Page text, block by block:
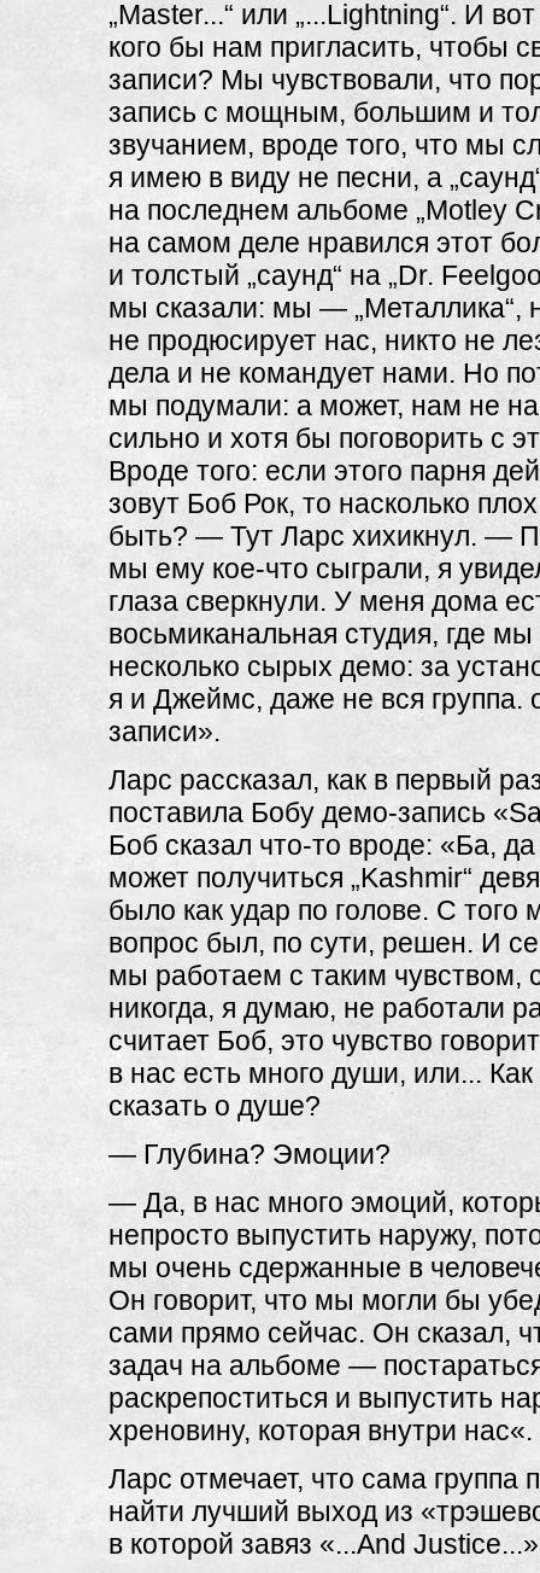
„Master...“ или „...Lightning“. И
кого бы нам пригласить, чтобы
записи? Мы чувствовали, что
запись с мощным, большим и
звучанием, вроде того, что мы
я имею в виду не песни, а
на последнем альбоме „Motley
на самом деле нравился этот
и толстый „саунд“ на „Dr.
мы сказали: мы — „Металлика“,
не продюсирует нас, никто не
дела и не командует нами. Но
мы подумали: а может, нам не
сильно и хотя бы поговорить с
Вроде того: если этого парня
зовут Боб Рок, то насколько
быть? — Тут Ларс хихикнул. —
мы ему кое-что сыграли, я
глаза сверкнули. У меня дома
восьмиканальная студия, где
несколько сырых демо: за
я и Джеймс, даже не вся группа.
записи».
Ларс рассказал, как в первый
поставила Бобу демо-запись
Боб сказал что-то вроде: «Ба, да
может получиться „Kashmir“
было как удар по голове. С того
вопрос был, по сути, решен. И
мы работаем с таким чувством,
никогда, я думаю, не работали
считает Боб, это чувство
в нас есть много души, или...
сказать о душе?
— Глубина? Эмоции?
— Да, в нас много эмоций,
непросто выпустить наружу,
мы очень сдержанные в
Он говорит, что мы могли бы
сами прямо сейчас. Он сказал,
задач на альбоме —
раскрепоститься и выпустить
хреновину, которая внутри нас«.
Ларс отмечает, что сама группа
найти лучший выход из
в которой завяз «...And